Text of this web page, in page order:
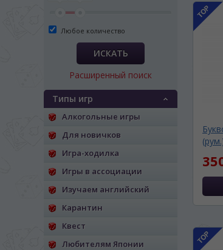
Любое количество
ИСКАТЬ
Расширенный поиск
Типы игр
Алкогольные игры
Для новичков
Игра-ходилка
Игры в ассоциации
Изучаем английский
Карантин
Квест
Любителям Японии
ЯЗЫК
На каком
Беспокоим Вас
Vă vom deranja